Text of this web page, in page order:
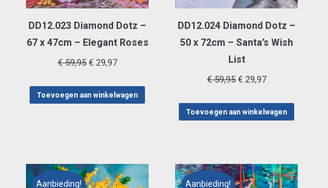
DD12.023 Diamond Dotz –
67 x 47cm – Elegant Roses
€59,95 Oorspronkelijke
was:
€29,97Huidige
is:
Toevoegen aan winkelwagen
DD12.024 Diamond Dotz –
50 x 72cm – Santa’s Wish
List
€59,95 Oorspronkelijke
was:
€29,97Huidige
is:
Toevoegen aan winkelwagen
Aanbieding! Aanbieding!